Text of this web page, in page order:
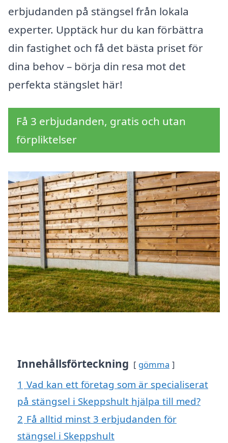
erbjudanden på stängsel från lokala
experter. Upptäck hur du kan förbättra
din fastighet och få det bästa priset för
dina behov – börja din resa mot det
perfekta stängslet här!
Få 3 erbjudanden, gratis och utan
förpliktelser
Innehållsförteckning gömma
1 Vad kan ett företag som är specialiserat
på stängsel i Skeppshult hjälpa till med?
2 Få alltid minst 3 erbjudanden för
stängsel i Skeppshult